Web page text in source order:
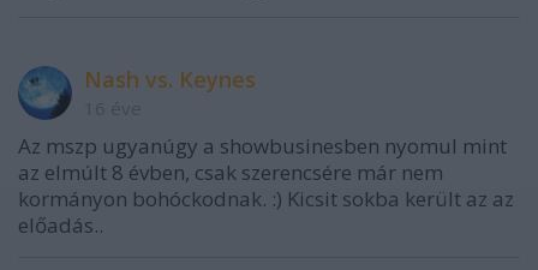
Nash vs. Keynes
Az mszp ugyanúgy a showbusinesben nyomul mint
az elmúlt 8 évben, csak szerencsére már nem
kormányon bohóckodnak. :) Kicsit sokba került az az
előadás..